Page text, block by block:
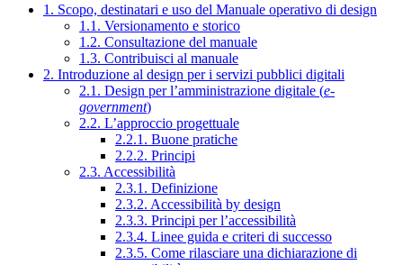
1. Scopo, destinatari e uso del Manuale operativo di design
1.1. Versionamento e storico
1.2. Consultazione del manuale
1.3. Contribuisci al manuale
2. Introduzione al design per i servizi pubblici digitali
2.1. Design per l’amministrazione digitale (e-
government)
2.2. L’approccio progettuale
2.2.1. Buone pratiche
2.2.2. Principi
2.3. Accessibilità
2.3.1. Definizione
2.3.2. Accessibilità by design
2.3.3. Principi per l’accessibilità
2.3.4. Linee guida e criteri di successo
2.3.5. Come rilasciare una dichiarazione di